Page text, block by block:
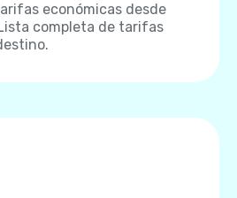
económicas desde
completa de tarifas